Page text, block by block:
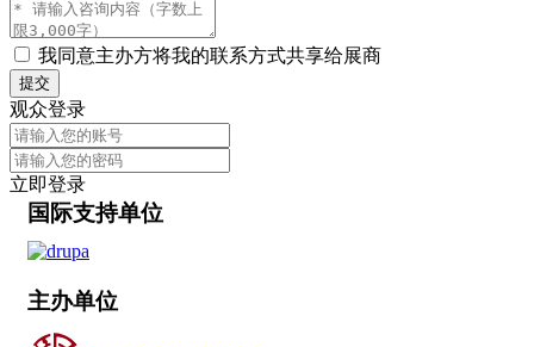
我同意主办方将我的联系方式共享给展商
提交
观众登录
立即登录
国际支持单位
主办单位